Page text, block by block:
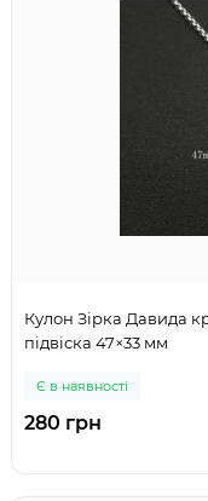
Кулон Зірка Давида
підвіска 47×33 мм
Є в наявності
280 грн